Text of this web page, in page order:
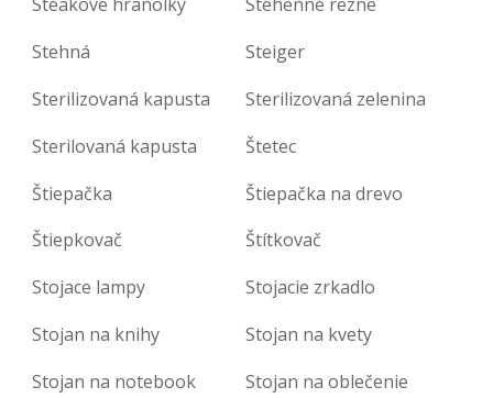
Steakové hranolky
Stehenné rezne
Stehná
Steiger
Sterilizovaná kapusta
Sterilizovaná zelenina
Sterilovaná kapusta
Štetec
Štiepačka
Štiepačka na drevo
Štiepkovač
Štítkovač
Stojace lampy
Stojacie zrkadlo
Stojan na knihy
Stojan na kvety
Stojan na notebook
Stojan na oblečenie